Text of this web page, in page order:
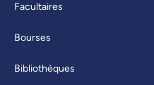
Facultaires
Bourses
Bibliothèques